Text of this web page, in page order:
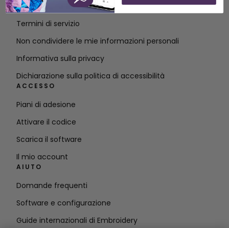
Contatto
Termini di servizio
Non condividere le mie informazioni personali
Informativa sulla privacy
Dichiarazione sulla politica di accessibilità
ACCESSO
Piani di adesione
Attivare il codice
Scarica il software
Il mio account
AIUTO
Domande frequenti
Software e configurazione
Guide internazionali di Embroidery